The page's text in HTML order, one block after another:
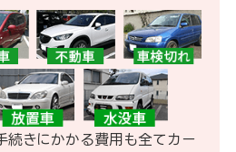
続きにかかる費用も全てカー